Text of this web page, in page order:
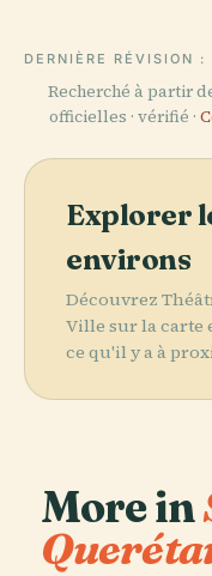
DERNIÈRE RÉVISION :
Recherché à partir
officielles · vérifié ·
Explorer
environs
Découvrez
Ville sur la carte
ce qu'il y a à
More in